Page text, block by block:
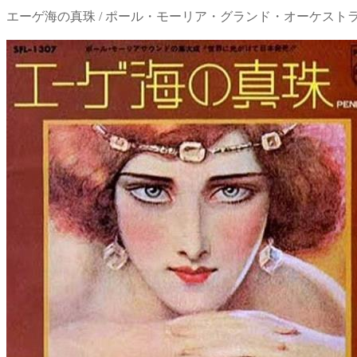
エーゲ海の真珠 / ポール・モーリア・グランド・オーケスト